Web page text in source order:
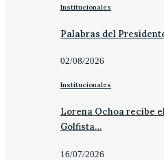
Institucionales
Palabras del
02/08/2026
Institucionales
Lorena Ochoa recibe
Golfista…
16/07/2026